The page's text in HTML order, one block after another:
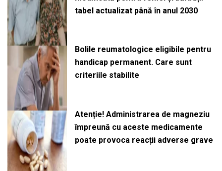
tabel actualizat până în anul 2030
Bolile reumatologice eligibile pentru
handicap permanent. Care sunt
criteriile stabilite
Atenție! Administrarea de magneziu
împreună cu aceste medicamente
poate provoca reacții adverse grave